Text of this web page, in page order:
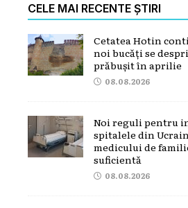
CELE MAI RECENTE ȘTIRI
Cetatea Hotin
noi bucăți se
prăbușit în aprilie
08.08.2026
Noi reguli pentru
spitalele din
medicului de
suficientă
08.08.2026